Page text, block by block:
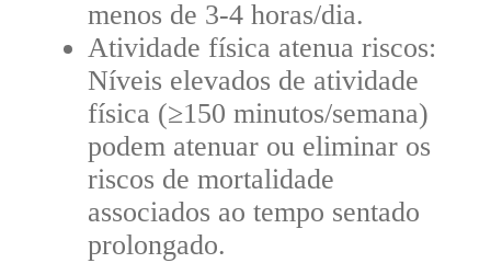
menos de 3-4 horas/dia.
Atividade física atenua riscos:
Níveis elevados de atividade
física (≥150 minutos/semana)
podem atenuar ou eliminar os
riscos de mortalidade
associados ao tempo sentado
prolongado.